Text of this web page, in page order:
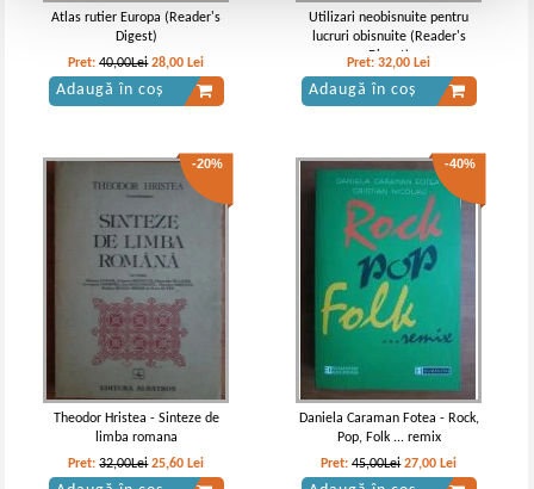
Atlas rutier Europa (Reader's
Digest)
Pret:40,00Lei 28,00 Lei
Adaugă în coș
Utilizari neobisnuite pentru
lucruri obisnuite (Reader's
Digest)
Pret:32,00 Lei
Adaugă în coș
-20%
Theodor Hristea - Sinteze de
limba romana
Pret:32,00Lei 25,60 Lei
-40%
Daniela Caraman Fotea - Rock,
Pop, Folk ... remix
Pret:45,00Lei 27,00 Lei